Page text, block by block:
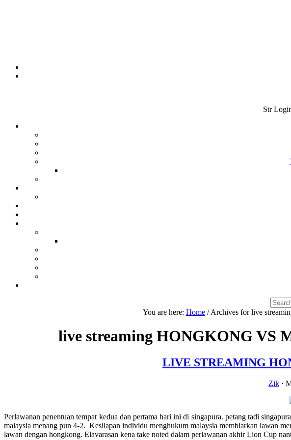
Str
Search
this
You are here: Home /Archives for live
live streaming HONGKONG VS
LIVE STREAMING
Zik ·
Perlawanan penentuan tempat kedua dan pertama hari ini di singapura. petang tadi
malaysia menang pun 4-2. Kesilapan individu menghukum malaysia membiarkan lawan
lawan dengan hongkong. Elavarasan kena take noted dalam perlawanan akhir Lion Cup